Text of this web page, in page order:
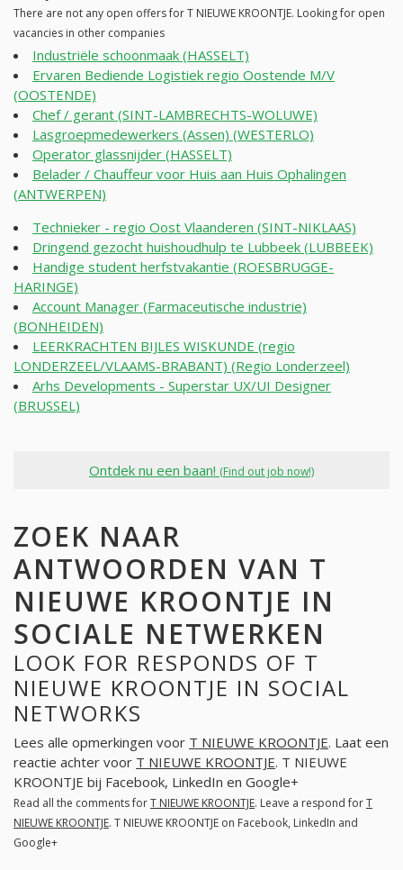
There are not any open offers for T NIEUWE KROONTJE. Looking for open
vacancies in other companies
Industriële schoonmaak (HASSELT)
Ervaren Bediende Logistiek regio Oostende M/V
(OOSTENDE)
Chef / gerant (SINT-LAMBRECHTS-WOLUWE)
Lasgroepmedewerkers (Assen) (WESTERLO)
Operator glassnijder (HASSELT)
Belader / Chauffeur voor Huis aan Huis Ophalingen
(ANTWERPEN)
Technieker - regio Oost Vlaanderen (SINT-NIKLAAS)
Dringend gezocht huishoudhulp te Lubbeek (LUBBEEK)
Handige student herfstvakantie (ROESBRUGGE-
HARINGE)
Account Manager (Farmaceutische industrie)
(BONHEIDEN)
LEERKRACHTEN BIJLES WISKUNDE (regio
LONDERZEEL/VLAAMS-BRABANT) (Regio Londerzeel)
Arhs Developments - Superstar UX/UI Designer
(BRUSSEL)
Ontdek nu een baan! (Find out job now!)
ZOEK NAAR
ANTWOORDEN VAN T
NIEUWE KROONTJE IN
SOCIALE NETWERKEN
LOOK FOR RESPONDS OF T
NIEUWE KROONTJE IN SOCIAL
NETWORKS
Lees alle opmerkingen voor T NIEUWE KROONTJE. Laat een
reactie achter voor T NIEUWE KROONTJE. T NIEUWE
KROONTJE bij Facebook, LinkedIn en Google+
Read all the comments forT NIEUWE KROONTJE. Leave a respond forT
NIEUWE KROONTJE. T NIEUWE KROONTJE on Facebook, LinkedIn and
Google+